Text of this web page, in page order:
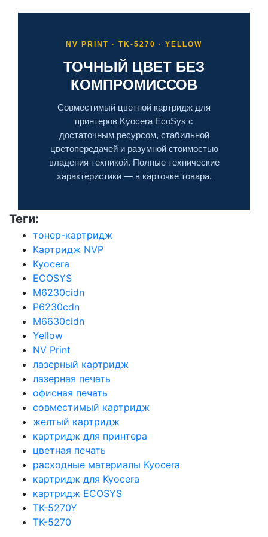
NV PRINT · TK-5270 · YELLOW
ТОЧНЫЙ ЦВЕТ БЕЗ
КОМПРОМИССОВ
Совместимый цветной картридж для
принтеров Kyocera EcoSys с
достаточным ресурсом, стабильной
цветопередачей и разумной стоимостью
владения техникой. Полные технические
характеристики — в карточке товара.
Теги:
тонер-картридж
Картридж NVP
Kyocera
ECOSYS
M6230cidn
P6230cdn
M6630cidn
Yellow
NV Print
лазерный картридж
лазерная печать
офисная печать
совместимый картридж
желтый картридж
картридж для принтера
цветная печать
расходные материалы Kyocera
картридж для Kyocera
картридж ECOSYS
TK-5270Y
TK-5270